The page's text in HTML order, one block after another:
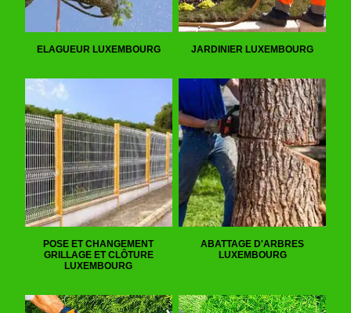
ELAGUEUR LUXEMBOURG JARDINIER LUXEMBOURG
POSE ET CHANGEMENT
GRILLAGE ET CLÔTURE
LUXEMBOURG
ABATTAGE D'ARBRES
LUXEMBOURG